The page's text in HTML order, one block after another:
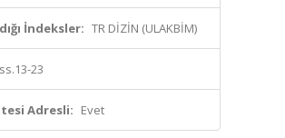
İndeksler: TR DİZİN (ULAKBİM)
ss.13-23
Adresli: Evet